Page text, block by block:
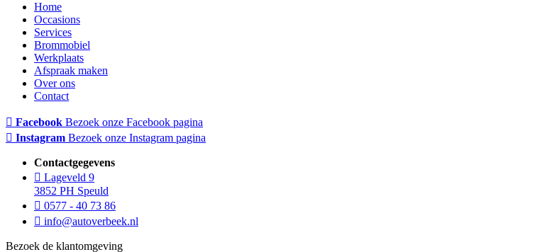
Home
Occasions
Services
Brommobiel
Werkplaats
Afspraak maken
Over ons
Contact
Facebook Bezoek onze Facebook pagina
Instagram Bezoek onze Instagram pagina
Contactgegevens
Lageveld 9
3852 PH Speuld
0577 - 40 73 86
info@autoverbeek.nl
Bezoek de klantomgeving